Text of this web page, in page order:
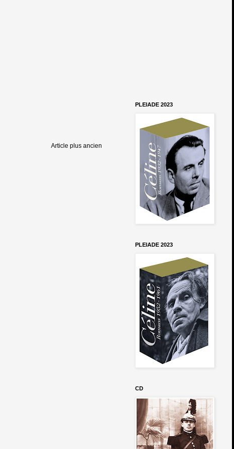
Article plus ancien
PLEIADE 2023
PLEIADE 2023
CD